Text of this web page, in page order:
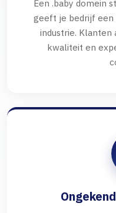
Een .baby domein
geeft je bedrijf een
industrie. Klanten
kwaliteit en